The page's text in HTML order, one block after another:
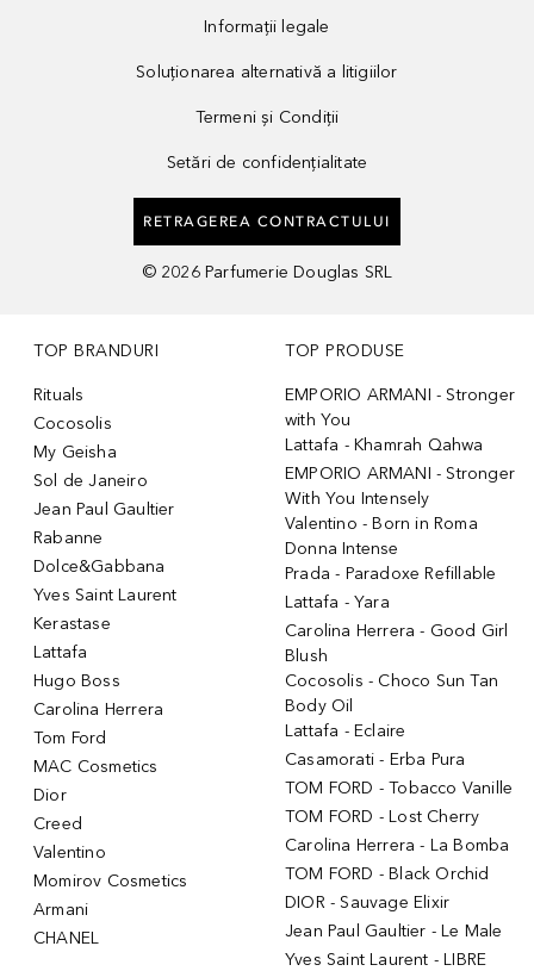
Informații legale
Soluționarea alternativă a litigiilor
Termeni și Condiții
Setări de confidențialitate
RETRAGEREA CONTRACTULUI
© 2026 Parfumerie Douglas SRL
TOP BRANDURI
Rituals
Cocosolis
My Geisha
Sol de Janeiro
Jean Paul Gaultier
Rabanne
Dolce&Gabbana
Yves Saint Laurent
Kerastase
Lattafa
Hugo Boss
Carolina Herrera
Tom Ford
MAC Cosmetics
Dior
Creed
Valentino
Momirov Cosmetics
Armani
CHANEL
TOP PRODUSE
EMPORIO ARMANI - Stronger
with You
Lattafa - Khamrah Qahwa
EMPORIO ARMANI - Stronger
With You Intensely
Valentino - Born in Roma
Donna Intense
Prada - Paradoxe Refillable
Lattafa - Yara
Carolina Herrera - Good Girl
Blush
Cocosolis - Choco Sun Tan
Body Oil
Lattafa - Eclaire
Casamorati - Erba Pura
TOM FORD - Tobacco Vanille
TOM FORD - Lost Cherry
Carolina Herrera - La Bomba
TOM FORD - Black Orchid
DIOR - Sauvage Elixir
Jean Paul Gaultier - Le Male
Yves Saint Laurent - LIBRE